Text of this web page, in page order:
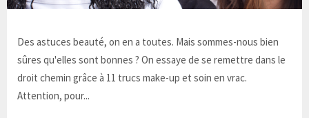
Des astuces beauté, on en a toutes. Mais sommes-nous bien
sûres qu'elles sont bonnes ? On essaye de se remettre dans le
droit chemin grâce à 11 trucs make-up et soin en vrac.
Attention, pour...